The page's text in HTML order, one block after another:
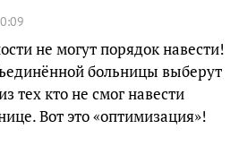
не могут порядок навести!
больницы выберут
тех кто не смог навести
Вот это «оптимизация»!